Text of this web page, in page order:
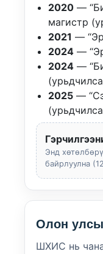
2020 —
магистр
2021 —
2024 —
2024 —
2025 —
Энд
байрлуулна
Олон
ШХИС нь